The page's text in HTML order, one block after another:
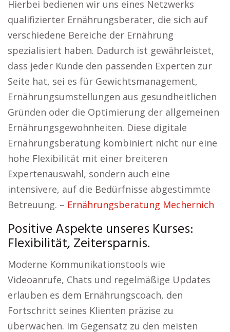
Hierbei bedienen wir uns eines Netzwerks
qualifizierter Ernährungsberater, die sich auf
verschiedene Bereiche der Ernährung
spezialisiert haben. Dadurch ist gewährleistet,
dass jeder Kunde den passenden Experten zur
Seite hat, sei es für Gewichtsmanagement,
Ernährungsumstellungen aus gesundheitlichen
Gründen oder die Optimierung der allgemeinen
Ernährungsgewohnheiten. Diese digitale
Ernährungsberatung kombiniert nicht nur eine
hohe Flexibilität mit einer breiteren
Expertenauswahl, sondern auch eine
intensivere, auf die Bedürfnisse abgestimmte
Betreuung. – Ernährungsberatung Mechernich
Positive Aspekte unseres Kurses:
Flexibilität, Zeitersparnis.
Moderne Kommunikationstools wie
Videoanrufe, Chats und regelmäßige Updates
erlauben es dem Ernährungscoach, den
Fortschritt seines Klienten präzise zu
überwachen. Im Gegensatz zu den meisten